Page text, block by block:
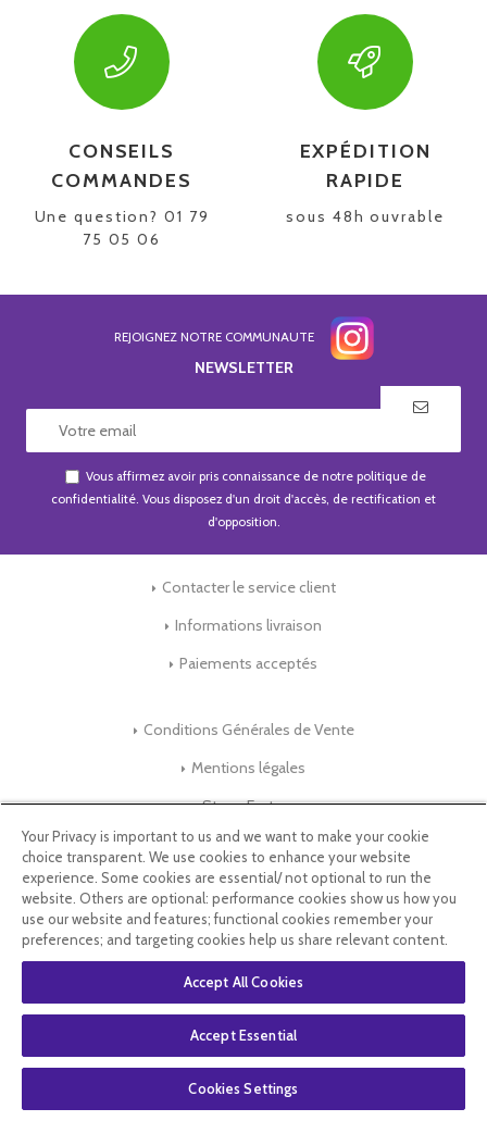
CONSEILS
COMMANDES
Une question? 01 79
75 05 06
EXPÉDITION
RAPIDE
sous 48h ouvrable
REJOIGNEZ NOTRE COMMUNAUTE
NEWSLETTER
Vous affirmez avoir pris connaissance de notre politique de
confidentialité . Vous disposez d'un droit d'accès, de rectification et
d'opposition.
Contacter le service client
Informations livraison
Paiements acceptés
Conditions Générales de Vente
Mentions légales
Store-Factory
Qui Sommes nous ?
Parrainage
Blog & Conseils
Select Language
Your Privacy is important to us and we want to make your cookie
choice transparent. We use cookies to enhance your website
experience. Some cookies are essential/ not optional to run the
website. Others are optional: performance cookies show us how you
use our website and features; functional cookies remember your
preferences; and targeting cookies help us share relevant content.
Accept All Cookies
Accept Essential
Cookies Settings